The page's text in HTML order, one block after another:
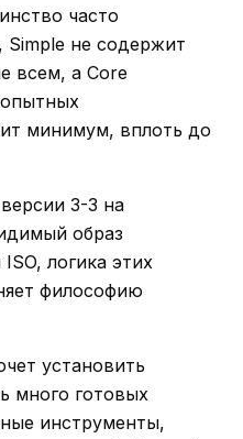
часто
Simple не содержит
всем, а Core
опытных
минимум, вплоть до
3-3 на
образ
логика этих
философию
установить
много готовых
инструменты,